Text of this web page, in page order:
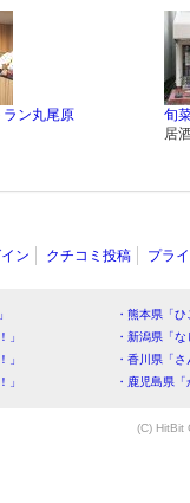
ラン丸尾原
旬
居
ン クチコミ投稿 プラ
・熊本県「
」
・新潟県「
」
・香川県「
」
・鹿児島県
(C) HitBit